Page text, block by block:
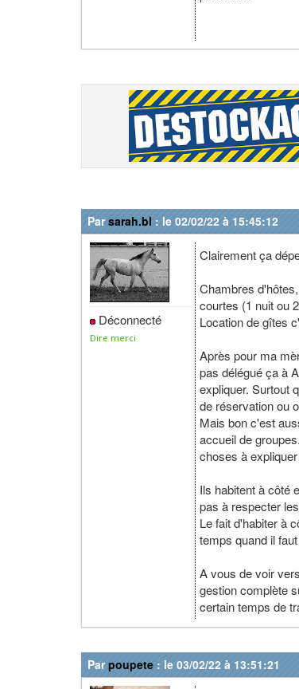
Parsarah.bl : le 02/02/22 à 15:45:12
Déconnecté
Dire merci
Clairement ça
Chambres
courtes (1 nuit ou
Location de gîtes
Après pour ma
pas délégué ça à
expliquer. Surtout
de réservation ou
Mais bon c'est
accueil de
choses à
Ils habitent à côté
pas à respecter
Le fait d'habiter à
temps quand il
A vous de voir
gestion complète
certain temps de
Parpoupete : le 03/02/22 à 13:51:21